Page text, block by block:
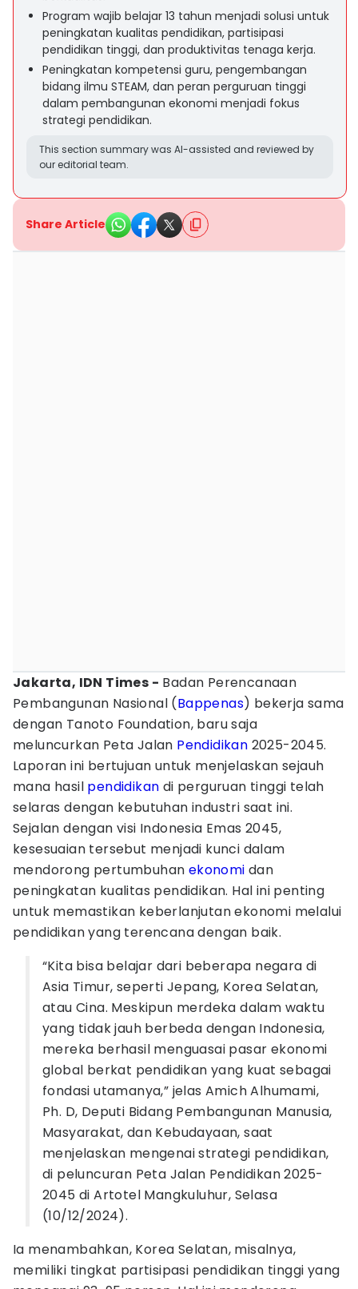
Program wajib belajar 13 tahun menjadi solusi untuk
peningkatan kualitas pendidikan, partisipasi
pendidikan tinggi, dan produktivitas tenaga kerja.
Peningkatan kompetensi guru, pengembangan
bidang ilmu STEAM, dan peran perguruan tinggi
dalam pembangunan ekonomi menjadi fokus
strategi pendidikan.
This section summary was AI-assisted and reviewed by
our editorial team.
Share Article
Jakarta, IDN Times - Badan Perencanaan
Pembangunan Nasional (Bappenas) bekerja sama
dengan Tanoto Foundation, baru saja
meluncurkan Peta Jalan Pendidikan 2025-2045.
Laporan ini bertujuan untuk menjelaskan sejauh
mana hasil pendidikan di perguruan tinggi telah
selaras dengan kebutuhan industri saat ini.
Sejalan dengan visi Indonesia Emas 2045,
kesesuaian tersebut menjadi kunci dalam
mendorong pertumbuhan ekonomi dan
peningkatan kualitas pendidikan. Hal ini penting
untuk memastikan keberlanjutan ekonomi melalui
pendidikan yang terencana dengan baik.
“Kita bisa belajar dari beberapa negara di
Asia Timur, seperti Jepang, Korea Selatan,
atau Cina. Meskipun merdeka dalam waktu
yang tidak jauh berbeda dengan Indonesia,
mereka berhasil menguasai pasar ekonomi
global berkat pendidikan yang kuat sebagai
fondasi utamanya,” jelas Amich Alhumami,
Ph. D, Deputi Bidang Pembangunan Manusia,
Masyarakat, dan Kebudayaan, saat
menjelaskan mengenai strategi pendidikan,
di peluncuran Peta Jalan Pendidikan 2025-
2045 di Artotel Mangkuluhur, Selasa
(10/12/2024).
Ia menambahkan, Korea Selatan, misalnya,
memiliki tingkat partisipasi pendidikan tinggi yang